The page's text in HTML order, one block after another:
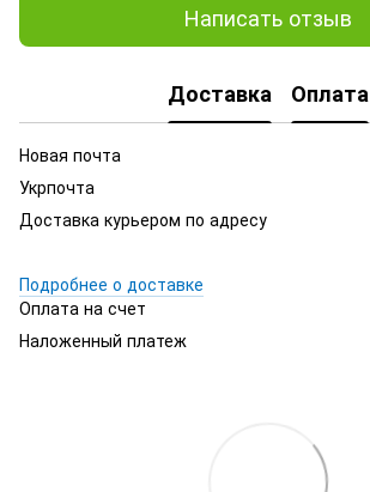
Написать отзыв
Доставка Оплата
Новая почта
Укрпочта
Доставка курьером по адресу
Подробнее о доставке
Оплата на счет
Наложенный платеж